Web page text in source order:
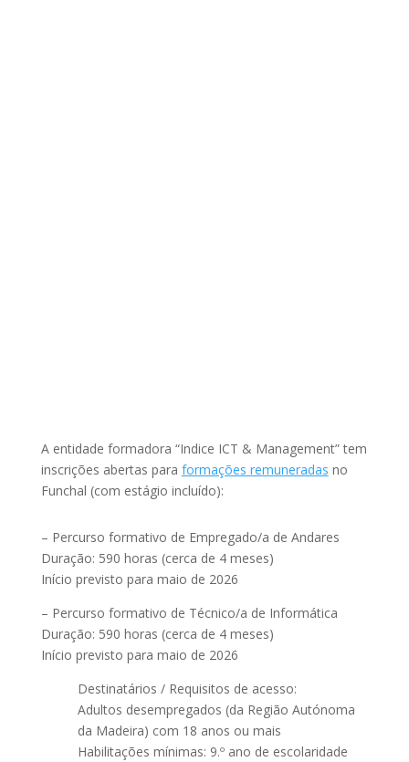
A entidade formadora “Indice ICT & Management” tem
inscrições abertas para formações remuneradas no
Funchal (com estágio incluído):
– Percurso formativo de Empregado/a de Andares
Duração: 590 horas (cerca de 4 meses)
Início previsto para maio de 2026
– Percurso formativo de Técnico/a de Informática
Duração: 590 horas (cerca de 4 meses)
Início previsto para maio de 2026
Destinatários / Requisitos de acesso:
Adultos desempregados (da Região Autónoma
da Madeira) com 18 anos ou mais
Habilitações mínimas: 9.º ano de escolaridade